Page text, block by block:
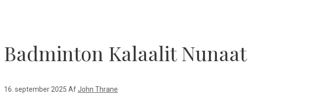
Badminton Kalaalit Nunaat
16. september 2025 AfJohn Thrane